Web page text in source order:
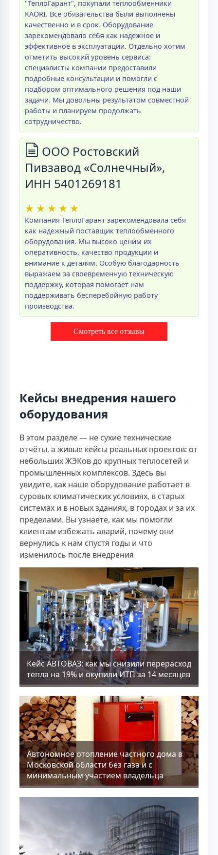
"ТеплоГарант", покупали теплообменники
KAORI. Все обязательства были выполнены
качественно и в срок. Оборудование
зарекомендовало себя как надежное и
эффективное в эксплуатации. Отдельно хотим
отметить высокий уровень сервиса:
специалисты компании предоставили
подробные консультации и помогли с
подбором оптимального решения под наши
задачи. Мы довольны результатом совместной
работы и планируем продолжать
сотрудничество.
ООО Ростовский
Пивзавод «Солнечный»,
ИНН 5401269181
★ ★ ★ ★ ★
Компания ТеплоГарант зарекомендовала себя
как надежный поставщик теплообменного
оборудования. Мы высоко ценим их
оперативность, качество продукции и
внимание к деталям. Особую благодарность
выражаем за своевременную техническую
поддержку, которая помогает нам
поддерживать бесперебойную работу
производства.
Смотреть все отзывы
Кейсы внедрения нашего
оборудования
В этом разделе — не сухие технические
отчёты, а живые кейсы реальных проектов: от
небольших ЖЭКов до крупных теплосетей и
промышленных комплексов. Здесь вы
увидите, как наше оборудование работает в
суровых климатических условиях, в старых
системах и в новых зданиях, в городах и за их
пределами. Вы узнаете, как мы помогли
клиентам избежать аварий, почему они
вернулись к нам спустя годы и что
изменилось после внедрения
Кейс АВТОВАЗ: как мы снизили перерасход
тепла на 19% и окупили ИТП за 14 месяцев
Aвтономное отопление частного дома в
Московской области без газа и с
минимальным участием владельца